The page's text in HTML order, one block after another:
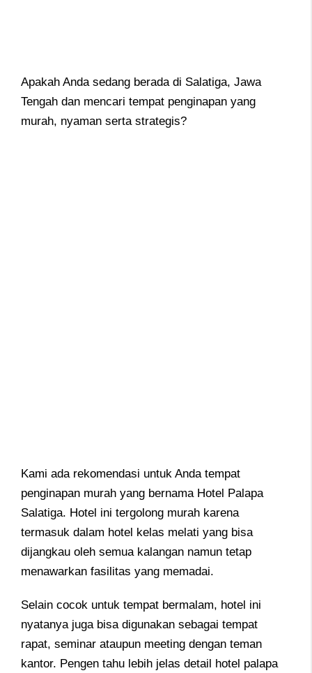
Apakah Anda sedang berada di Salatiga, Jawa
Tengah dan mencari tempat penginapan yang
murah, nyaman serta strategis?
Kami ada rekomendasi untuk Anda tempat
penginapan murah yang bernama Hotel Palapa
Salatiga. Hotel ini tergolong murah karena
termasuk dalam hotel kelas melati yang bisa
dijangkau oleh semua kalangan namun tetap
menawarkan fasilitas yang memadai.
Selain cocok untuk tempat bermalam, hotel ini
nyatanya juga bisa digunakan sebagai tempat
rapat, seminar ataupun meeting dengan teman
kantor. Pengen tahu lebih jelas detail hotel palapa